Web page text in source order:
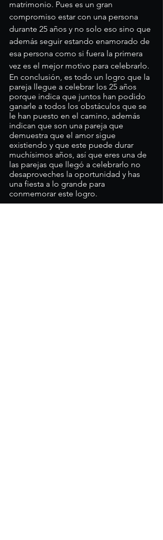
matrimonio. Pues es un gran
compromiso estar con una persona
durante 25 años y no solo eso sino que
además seguir estando enamorado de
esa persona como si fuera la primera
vez es el mejor motivo para celebrarlo.
En conclusión, es todo un logro que la
pareja llegue a celebrar los 25 años
porque indica que juntos han podido
ganarle a todos los obstáculos que se
le han puesto en el camino, además
indican que son una pareja que
demuestra que el amor sigue
existiendo y que este puede durar
muchísimos años, así que eres una de
las parejas que llegó a celebrarlo no
desaproveches la oportunidad y has
una fiesta a lo grande para
conmemorar este logro.